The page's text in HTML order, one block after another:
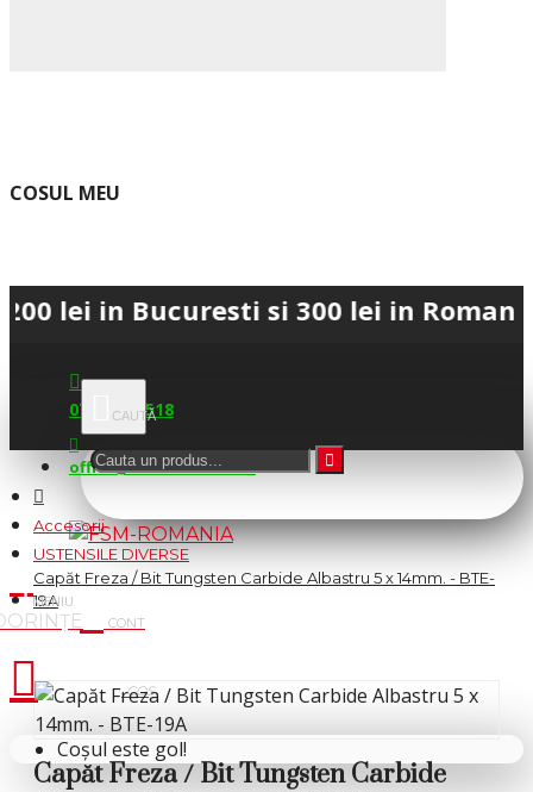
COSUL MEU
Bucuresti si 300 lei in Romania •
0745.677.518
office@fsm-romania.ro
Cosul tau
Coșul este gol!
Accesorii
USTENSILE DIVERSE
Capăt Freza / Bit Tungsten Carbide Albastru 5 x 14mm. - BTE-
19A
Capăt Freza / Bit Tungsten Carbide